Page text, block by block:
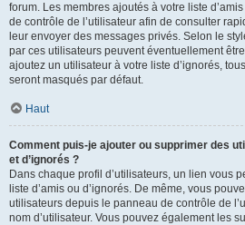
forum. Les membres ajoutés à votre liste
de contrôle de l’utilisateur afin de consulter
leur envoyer des messages privés. Selon le
par ces utilisateurs peuvent éventuellement
ajoutez un utilisateur à votre liste d’ignorés,
seront masqués par défaut.
Haut
Comment puis-je ajouter ou supprimer des
et d’ignorés ?
Dans chaque profil d’utilisateurs, un lien vous
liste d’amis ou d’ignorés. De même, vous
utilisateurs depuis le panneau de contrôle de
nom d’utilisateur. Vous pouvez également les